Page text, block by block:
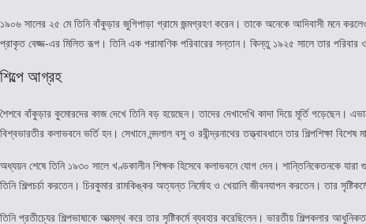
১৯০৬ সালের ২৫ মে তিনি বাঁকুড়ার জুগিপাড়া গ্রামে জন্মগ্রহণ করেন। তাকে অনেকে আদিবাসী মনে
প্রাকৃত বেজ্জ-এর মিলিত রূপ। তিনি এক পরামাণিক পরিবারের সন্তান। কিন্তু ১৯২৫ সালে তার পরিবার
শিল্পে আগ্রহ
শৈশবে বাঁকুড়ার কুমোরদের কাজ দেখে তিনি বড় হয়েছেন। তাদের দেখাদেখি কাদা দিয়ে মূর্তি গড়েছেন।
বিশ্বভারতীর কলাভবনে ভর্তি হন। সেখানে নন্দলাল বসু ও রবীন্দ্রনাথের তত্ত্বাবধানে তার শিল্পশিক্ষা বিশেষ
অধ্যয়ন শেষে তিনি ১৯৩০ সালে খণ্ডকালীন শিক্ষক হিসেবে কলাভবনে যোগ দেন। শান্তিনিকেতনকে যারা
তিনি শিল্পচর্চা করতেন। চিরকুমার রামকিঙ্কর অত্যন্ত নির্মোহ ও খেয়ালি জীবনযাপন করতেন। তার
তিনি প্রতীচ্যের শিল্পভাষাকে আত্মস্থ করে তার সৃষ্টিকর্মে ব্যবহার করেছিলেন। ভারতীয় শিল্পকলার